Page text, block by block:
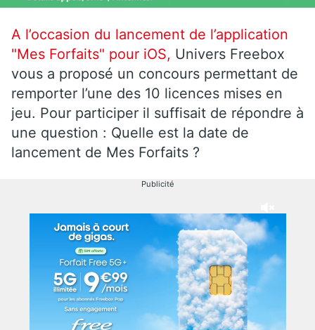
A l’occasion du lancement de l’application
"Mes Forfaits" pour iOS, Univers Freebox
vous a proposé un concours permettant de
remporter l’une des 10 licences mises en
jeu. Pour participer il suffisait de répondre à
une question : Quelle est la date de
lancement de Mes Forfaits ?
Publicité